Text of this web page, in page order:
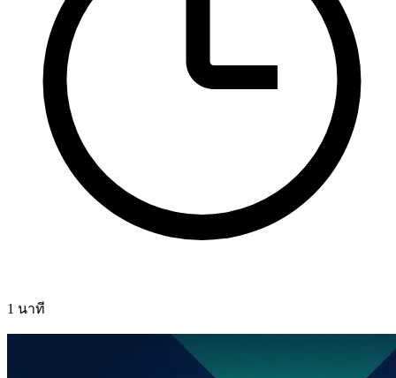
1 นาที